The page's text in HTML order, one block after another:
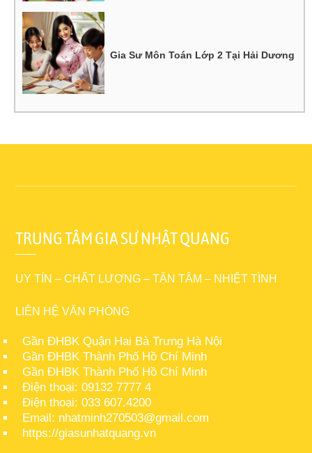
Gia Sư Môn Toán Lớp 2 Tại Hải Dương
TRUNG TÂM GIA SƯ NHẬT QUANG
UY TÍN – CHẤT LƯỢNG – TẬN TÂM – NHIỆT TÌNH
LIÊN HỆ VĂN PHÒNG
Gần ĐHBK Quận Hai Bà Trưng Hà Nội
Gần ĐHBK Thành Phố Hồ Chí Minh
Gần ĐHBK Thành Phố Hồ Chí Minh
Điện thoại: 09132 7777 4
Điện thoại: 033 607.4200
Email: nhatminh270503@gmail.com
https://giasunhatquang.vn